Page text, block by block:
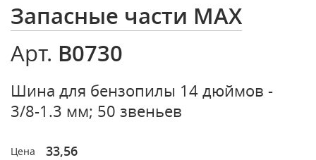
Запасные части MAX
Арт. B0730
Шина для бензопилы 14 дюймов -
3/8-1.3 мм; 50 звеньев
Цена 33,56